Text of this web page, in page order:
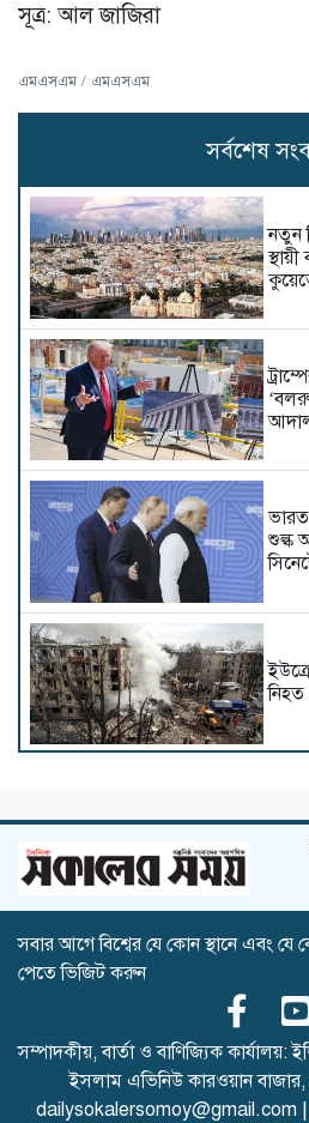
সূত্র: আল জাজিরা
এমএসএম / এমএসএম
সর্বশেষ
নতুন
শুল্ক
সবার আগে বিশ্বের যে কোন স্থানে এবং
পেতে ভিজিট করুন
সম্পাদকীয়, বার্তা ও বাণিজ্যিক কার্যালয়:
ইসলাম এভিনিউ কারওয়ান
dailysokalersomoy@gmail.com